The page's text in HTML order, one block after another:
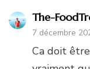
The-
7 décembre
Ca doit